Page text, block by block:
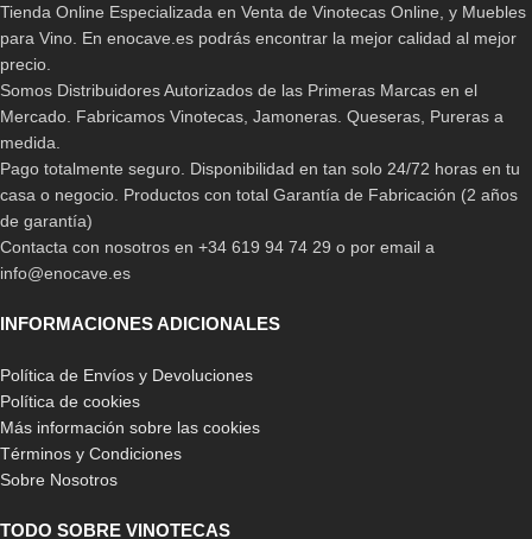
-6%
Vinoteca Cave Vinum CV 46
2T
-33%
SLS32DZ
Vinoteca La Sommeliere
Tienda Online Especializada en Venta de Vinotecas Online, y Muebles
para Vino. En enocave.es podrás encontrar la mejor calidad al mejor
precio.
Somos Distribuidores Autorizados de las Primeras Marcas en el
Mercado. Fabricamos Vinotecas, Jamoneras. Queseras, Pureras a
medida.
Pago totalmente seguro. Disponibilidad en tan solo 24/72 horas en tu
casa o negocio. Productos con total Garantía de Fabricación (2 años
de garantía)
Contacta con nosotros en +34 619 94 74 29 o por email a
info@enocave.es
INFORMACIONES ADICIONALES
Política de Envíos y Devoluciones
Política de cookies
Más información sobre las cookies
Términos y Condiciones
Sobre Nosotros
TODO SOBRE VINOTECAS